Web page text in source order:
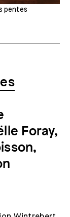
pentes
Foray,